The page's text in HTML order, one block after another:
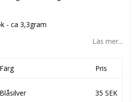
- ca 3,3gram
Läs mer...
Färg Pris
Blåsilver 35 SEK